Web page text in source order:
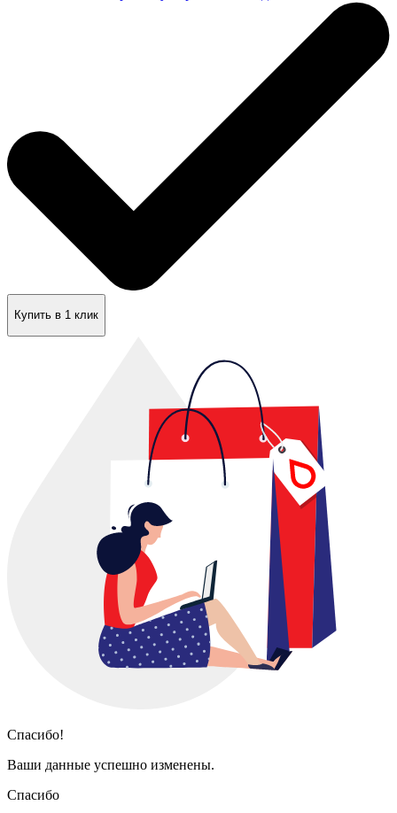
Купить в 1 клик
Спасибо!
Ваши данные успешно изменены.
Спасибо